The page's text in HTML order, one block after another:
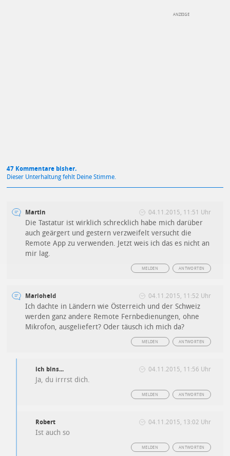
47 Kommentare bisher.
Dieser Unterhaltung fehlt Deine Stimme.
Martin 04.11.2015, 11:51 Uhr
Die Tastatur ist wirklich schrecklich habe mich darüber
auch geärgert und gestern verzweifelt versucht die
Remote App zu verwenden. Jetzt weis ich das es nicht an
mir lag.
ANTWORTEN
MELDEN
Marioheld 04.11.2015, 11:52 Uhr
Ich dachte in Ländern wie Österreich und der Schweiz
werden ganz andere Remote Fernbedienungen, ohne
Mikrofon, ausgeliefert? Oder täusch ich mich da?
ANTWORTEN
MELDEN
ich bins... 04.11.2015, 11:56 Uhr
Ja, du irrrst dich.
ANTWORTEN
MELDEN
Robert 04.11.2015, 13:02 Uhr
Ist auch so
ANTWORTEN
MELDEN